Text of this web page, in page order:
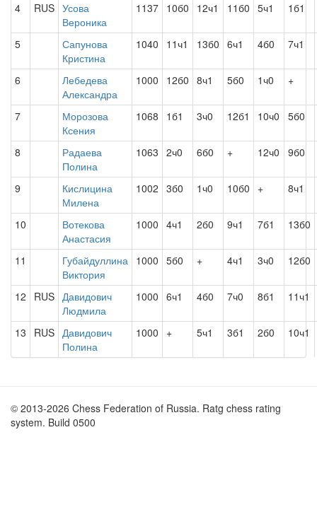
4 RUS Усова
Вероника
1137 10б0 12ч1 11б0 5ч1 1б1
5
Сапунова
Кристина
1040 11ч1 13б0 6ч1 4б0 7ч1
6
Лебедева
Александра
1000 12б0 8ч1 5б0 1ч0 +
7
Морозова
Ксения
1068 1б1 3ч0 12б1 10ч0 5б0
8
Радаева
Полина
1063 2ч0 6б0 + 12ч0 9б0
9
Кислицина
Милена
1002 3б0 1ч0 10б0 + 8ч1
10
Вотекова
Анастасия
1000 4ч1 2б0 9ч1 7б1 13б0
11
Губайдуллина
Виктория
1000 5б0 + 4ч1 3ч0 12б0
12 RUS Давидович
Людмила
1000 6ч1 4б0 7ч0 8б1 11ч1
13 RUS Давидович
Полина
1000 + 5ч1 3б1 2б0 10ч1
© 2013-2026 Chess Federation of Russia. Ratg chess rating
system. Build 0500